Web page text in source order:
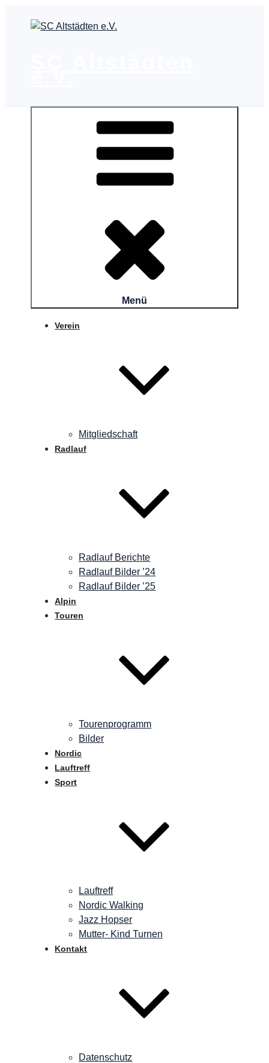
Menü
Verein
Mitgliedschaft
Radlauf
Radlauf Berichte
Radlauf Bilder ’24
Radlauf Bilder ’25
Alpin
Touren
Tourenprogramm
Bilder
Nordic
Lauftreff
Sport
Lauftreff
Nordic Walking
Jazz Hopser
Mutter- Kind Turnen
Kontakt
Datenschutz